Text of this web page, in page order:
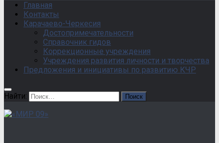
Главная
Контакты
Карачаево-Черкесия
Достопримечательности
Справочник гидов
Коррекционные учреждения
Учреждения развития личности и творчества
Предложения и инициативы по развитию КЧР
Найти: